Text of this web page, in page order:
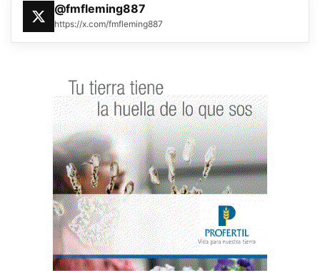
@fmfleming887
https://x.com/fmfleming887